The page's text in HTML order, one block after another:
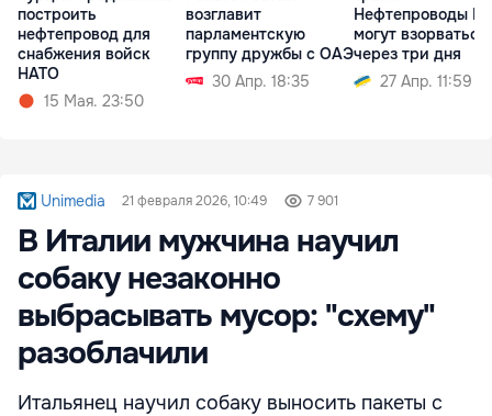
построить
нефтепровод для
снабжения войск
НАТО
15 Мая. 23:50
возглавит
парламентскую
группу дружбы с ОАЭ
30 Апр. 18:35
Нефтепроводы
могут взорваться
через три дня
27 Апр. 11:59
Unimedia 21 февраля 2026, 10:49 7 901
В Италии мужчина научил
собаку незаконно
выбрасывать мусор: "схему"
разоблачили
Итальянец научил собаку выносить пакеты с